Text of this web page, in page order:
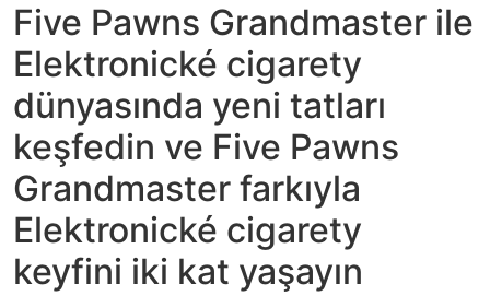
Five Pawns Grandmaster ile
Elektronické cigarety
dünyasında yeni tatları
keşfedin ve Five Pawns
Grandmaster farkıyla
Elektronické cigarety
keyfini iki kat yaşayın